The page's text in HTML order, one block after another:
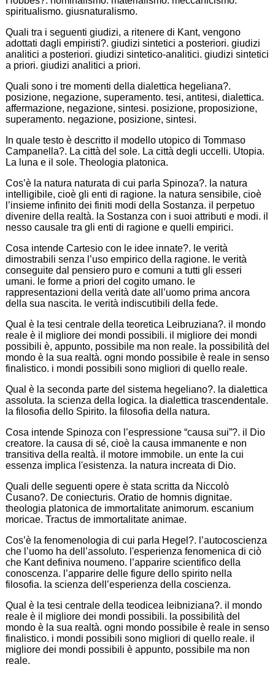
spiritualismo. giusnaturalismo.
Quali tra i seguenti giudizi, a ritenere di Kant, vengono
adottati dagli empiristi?. giudizi sintetici a posteriori. giudizi
analitici a posteriori. giudizi sintetico-analitici. giudizi sintetici
a priori. giudizi analitici a priori.
Quali sono i tre momenti della dialettica hegeliana?.
posizione, negazione, superamento. tesi, antitesi, dialettica.
affermazione, negazione, sintesi. posizione, proposizione,
superamento. negazione, posizione, sintesi.
In quale testo è descritto il modello utopico di Tommaso
Campanella?. La città del sole. La città degli uccelli. Utopia.
La luna e il sole. Theologia platonica.
Cos’è la natura naturata di cui parla Spinoza?. la natura
intelligibile, cioè gli enti di ragione. la natura sensibile, cioè
l’insieme infinito dei finiti modi della Sostanza. il perpetuo
divenire della realtà. la Sostanza con i suoi attributi e modi. il
nesso causale tra gli enti di ragione e quelli empirici.
Cosa intende Cartesio con le idee innate?. le verità
dimostrabili senza l’uso empirico della ragione. le verità
conseguite dal pensiero puro e comuni a tutti gli esseri
umani. le forme a priori del cogito umano. le
rappresentazioni della verità date all’uomo prima ancora
della sua nascita. le verità indiscutibili della fede.
Qual è la tesi centrale della teoretica Leibruziana?. il mondo
reale è il migliore dei mondi possibili. il migliore dei mondi
possibili è, appunto, possibile ma non reale. la possibilità del
mondo è la sua realtà. ogni mondo possibile è reale in senso
finalistico. i mondi possibili sono migliori di quello reale.
Qual è la seconda parte del sistema hegeliano?. la dialettica
assoluta. la scienza della logica. la dialettica trascendentale.
la filosofia dello Spirito. la filosofia della natura.
Cosa intende Spinoza con l’espressione “causa sui”?. il Dio
creatore. la causa di sé, cioè la causa immanente e non
transitiva della realtà. il motore immobile. un ente la cui
essenza implica l'esistenza. la natura increata di Dio.
Quali delle seguenti opere è stata scritta da Niccolò
Cusano?. De coniecturis. Oratio de homnis dignitae.
theologia platonica de immortalitate animorum. escanium
moricae. Tractus de immortalitate animae.
Cos’è la fenomenologia di cui parla Hegel?. l’autocoscienza
che l’uomo ha dell’assoluto. l'esperienza fenomenica di ciò
che Kant definiva noumeno. l’apparire scientifico della
conoscenza. l’apparire delle figure dello spirito nella
filosofia. la scienza dell’esperienza della coscienza.
Qual è la tesi centrale della teodicea leibniziana?. il mondo
reale è il migliore dei mondi possibili. la possibilità del
mondo è la sua realtà. ogni mondo possibile è reale in senso
finalistico. i mondi possibili sono migliori di quello reale. il
migliore dei mondi possibili è appunto, possibile ma non
reale.